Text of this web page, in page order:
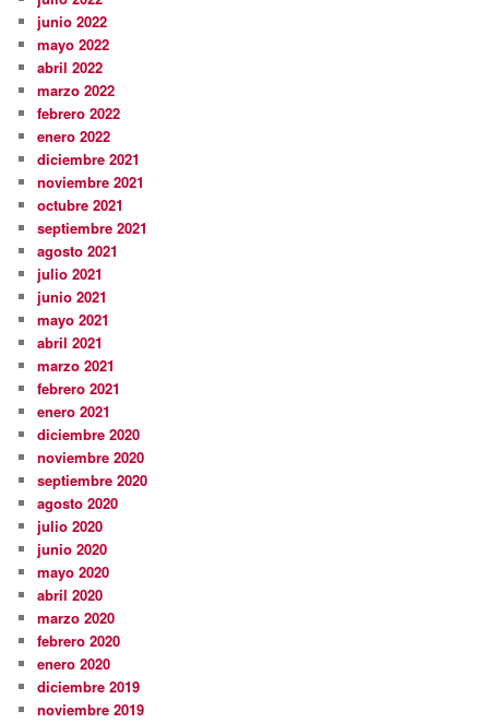
junio 2022
mayo 2022
abril 2022
marzo 2022
febrero 2022
enero 2022
diciembre 2021
noviembre 2021
octubre 2021
septiembre 2021
agosto 2021
julio 2021
junio 2021
mayo 2021
abril 2021
marzo 2021
febrero 2021
enero 2021
diciembre 2020
noviembre 2020
septiembre 2020
agosto 2020
julio 2020
junio 2020
mayo 2020
abril 2020
marzo 2020
febrero 2020
enero 2020
diciembre 2019
noviembre 2019